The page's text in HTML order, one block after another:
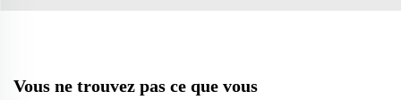
Vous ne trouvez pas ce que vous